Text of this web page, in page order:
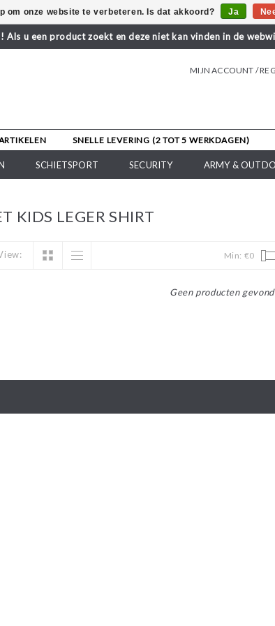
Als u een product zoekt en deze niet kan vinden in de
MIJN ACCOUNT /
SNELLE LEVERING (2 TOT 5 WERKDAGEN)
SCHIETSPORT SECURITY ARMY &
KIDS LEGER SHIRT
Min: €0
Geen producten
om onze website te verbeteren. Is dat akkoord? Ja